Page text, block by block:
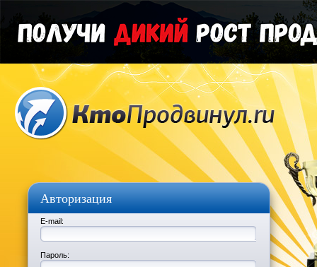
Авторизация
E-mail:
Пароль: